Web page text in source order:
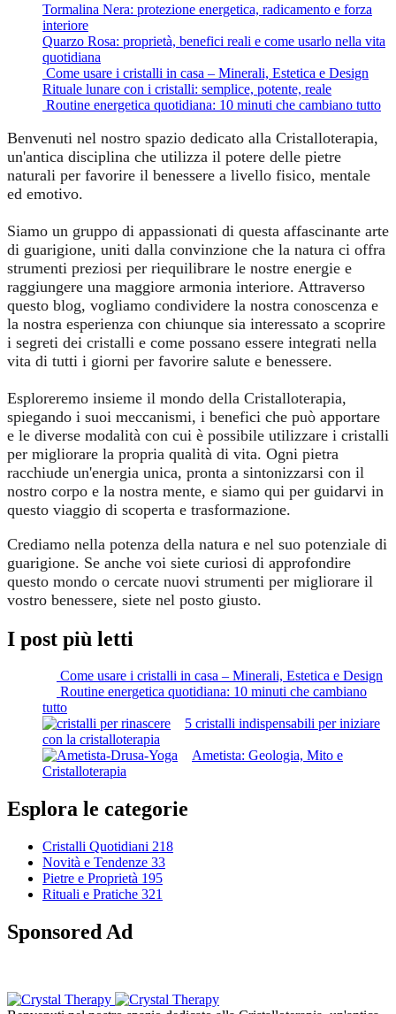
Tormalina Nera: protezione energetica, radicamento e forza
interiore
Quarzo Rosa: proprietà, benefici reali e come usarlo nella vita
quotidiana
Come usare i cristalli in casa – Minerali, Estetica e Design
Rituale lunare con i cristalli: semplice, potente, reale
Routine energetica quotidiana: 10 minuti che cambiano tutto
Benvenuti nel nostro spazio dedicato alla Cristalloterapia,
un'antica disciplina che utilizza il potere delle pietre
naturali per favorire il benessere a livello fisico, mentale
ed emotivo.
Siamo un gruppo di appassionati di questa affascinante arte
di guarigione, uniti dalla convinzione che la natura ci offra
strumenti preziosi per riequilibrare le nostre energie e
raggiungere una maggiore armonia interiore. Attraverso
questo blog, vogliamo condividere la nostra conoscenza e
la nostra esperienza con chiunque sia interessato a scoprire
i segreti dei cristalli e come possano essere integrati nella
vita di tutti i giorni per favorire salute e benessere.
Esploreremo insieme il mondo della Cristalloterapia,
spiegando i suoi meccanismi, i benefici che può apportare
e le diverse modalità con cui è possibile utilizzare i cristalli
per migliorare la propria qualità di vita. Ogni pietra
racchiude un'energia unica, pronta a sintonizzarsi con il
nostro corpo e la nostra mente, e siamo qui per guidarvi in
questo viaggio di scoperta e trasformazione.
Crediamo nella potenza della natura e nel suo potenziale di
guarigione. Se anche voi siete curiosi di approfondire
questo mondo o cercate nuovi strumenti per migliorare il
vostro benessere, siete nel posto giusto.
I post più letti
Come usare i cristalli in casa – Minerali, Estetica e Design
Routine energetica quotidiana: 10 minuti che cambiano
tutto
5 cristalli indispensabili per iniziare
con la cristalloterapia
Ametista: Geologia, Mito e
Cristalloterapia
Esplora le categorie
Cristalli Quotidiani 218
Novità e Tendenze 33
Pietre e Proprietà 195
Rituali e Pratiche 321
Sponsored Ad